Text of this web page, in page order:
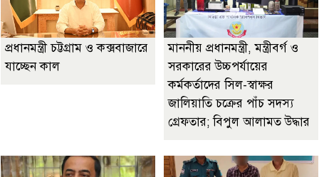
প্রধানমন্ত্রী চট্টগ্রাম ও কক্সবাজারে
যাচ্ছেন কাল
মাননীয় প্রধানমন্ত্রী, মন্ত্রীবর্গ ও
সরকারের উচ্চপর্যায়ের
কর্মকর্তাদের সিল-স্বাক্ষর
জালিয়াতি চক্রের পাঁচ সদস্য
গ্রেফতার; বিপুল আলামত উদ্ধার